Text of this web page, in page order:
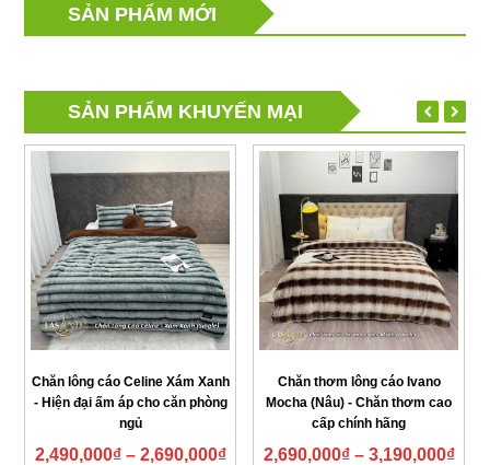
SẢN PHẨM MỚI
SẢN PHẨM KHUYẾN MẠI
Chăn lông cáo Celine Xám Xanh
- Hiện đại ấm áp cho căn phòng
ngủ
2,490,000₫– 2,690,000₫
Chăn thơm lông cáo Ivano
Mocha (Nâu) - Chăn thơm cao
cấp chính hãng
2,690,000₫– 3,190,000₫